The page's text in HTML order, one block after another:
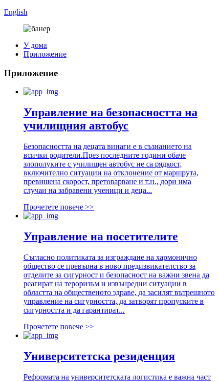
English
У дома
Приложение
Приложение
Управление на безопасността на
училищния автобус
Безопасността на децата винаги е в съзнанието на
всички родители.През последните години обаче
злополуките с училищен автобус не са рядкост,
включително ситуации на отклонение от маршрута,
превишена скорост, претоварване и т.н., дори има
случаи на забравени ученици и деца...
Прочетете повече >>
Управление на посетителите
Съгласно политиката за изграждане на хармонично
общество се превърна в ново предизвикателство за
отделите за сигурност и безопасност на важни звена да
реагират на тероризъм и извънредни ситуации в
областта на общественото здраве, да засилят вътрешното
управление на сигурността, да затворят пропуските в
сигурността и да гарантират...
Прочетете повече >>
Университетска резиденция
Реформата на университетската логистика е важна част